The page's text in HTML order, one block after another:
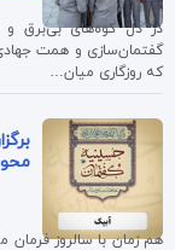
در دل کوه‌های بی‌برق و
گفتمان‌سازی و همت
که روزگاری میان…